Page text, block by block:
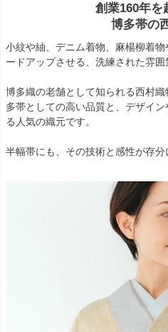
創業160年を
博多帯の
小紋や紬、デニム着物、麻楊柳着
ードアップさせる、洗練された雰囲
博多織の老舗として知られる西村
多帯としての高い品質と、デザイ
る人気の織元です。
半幅帯にも、その技術と感性が存分